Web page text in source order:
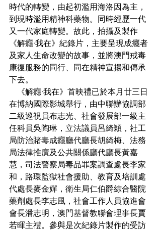
時代的轉變，由起初濫用海洛因為主，
到現時濫用精神科藥物。同時經歷一代
又一代家庭轉變。故此，拍攝及製作
《解癮·我在》紀錄片，主要呈現成癮者
及家人生命改變的故事，並將澳門戒毒
康復服務的同行、同在精神宣揚和傳承
下去。
《解癮·我在》首映禮已於本月廿三日
在博納國際影城舉行，由中聯辦協調部
二級巡視員布志光、社會發展部一級主
任科員吳陶琳，立法議員呂綺穎，社工
局防治賭毒成癮廳代廳長胡綺梅、法務
局法律推廣及公共關係廳代廳長黃嘉
慧，司法警察局毒品罪案調查處長李家
和，路環監獄社會援助、教育及培訓處
代處長麥金嬋，衛生局仁伯爵綜合醫院
藥劑處長李志風，社會工作人員協進會
會長潘志明，澳門基督教聯會理事長賈
若暉主禮。參與是次紀錄片製作的受訪